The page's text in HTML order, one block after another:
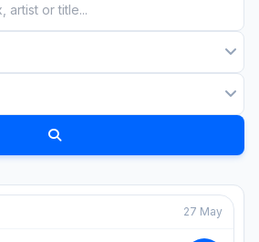
27 May